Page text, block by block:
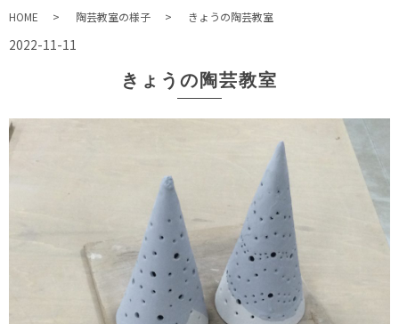
HOME 陶芸教室の様子 きょうの陶芸教室
2022-11-11
きょうの陶芸教室